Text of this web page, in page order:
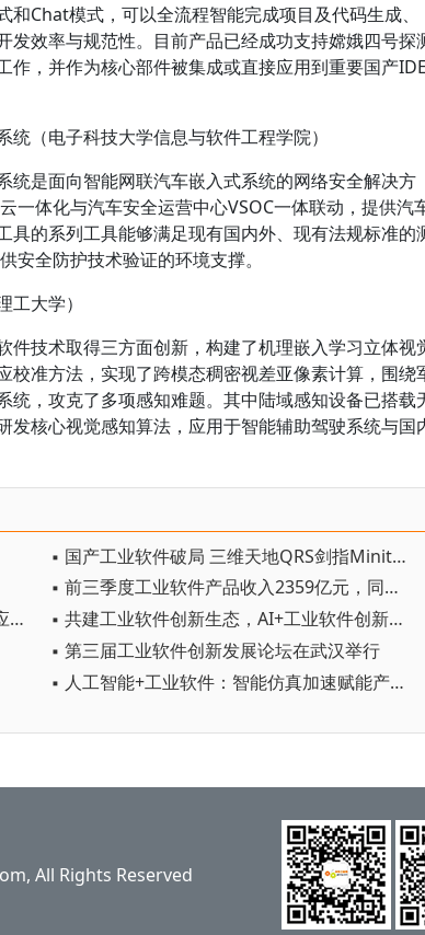
Chat模式，可以全流程智能完成项目及代码生成、
效率与规范性。目前产品已经成功支持嫦娥四号探
，并作为核心部件被集成或直接应用到重要国产IDE
（电子科技大学信息与软件工程学院）
统是面向智能网联汽车嵌入式系统的网络安全解决方
体化与汽车安全运营中心VSOC一体联动，提供汽
具的系列工具能够满足现有国内外、现有法规标准的
安全防护技术验证的环境支撑。
大学）
件技术取得三方面创新，构建了机理嵌入学习立体视
校准方法，实现了跨模态稠密视差亚像素计算，围绕
统，攻克了多项感知难题。其中陆域感知设备已搭载
发核心视觉感知算法，应用于智能辅助驾驶系统与国
▪ 国产工业软件破局 三维天地QRS剑指Minitab
▪ 前三季度工业软件产品收入2359亿元，同比增长9.8%
▪ 155万奖金池悬赏，第五届工业软件创新应用大赛启动
▪ 共建工业软件创新生态，AI+工业软件创新发展大会在嘉定举行
▪ 第三届工业软件创新发展论坛在武汉举行
▪ 人工智能+工业软件：智能仿真加速赋能产业变革
All Rights Reserved